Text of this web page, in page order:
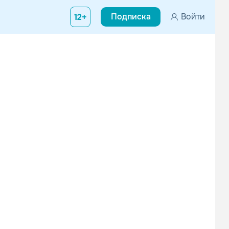
12+ Подписка Войти
из Хакни, Ист-Лондон, который выделился в